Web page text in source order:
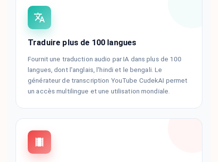
Traduire plus de 100 langues
Fournit une traduction audio par IA dans plus de 100
langues, dont l'anglais, l'hindi et le bengali. Le
générateur de transcription YouTube CudekAI permet
un accès multilingue et une utilisation mondiale.